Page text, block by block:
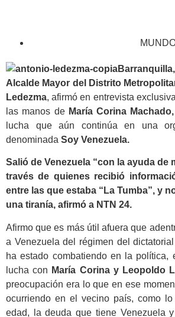
Alcalde Mayor del Distrito
Ledezma, afirmó en entrevista
las manos de María Corina Machado,
lucha que aún continúa en una
denominada Soy Venezuela.
Salió de Venezuela “con la ayuda
través de quienes recibió
entre las que estaba “La Tumba”, y
una tiranía, afirmó a NTN 24.
Afirmo que es más útil afuera que
a Venezuela del régimen del
ha estado combatiendo en la
lucha con María Corina y Leopoldo
preocupación era lo que en ese
ocurriendo en el vecino país, como
edad, la deuda que tiene Venezuela